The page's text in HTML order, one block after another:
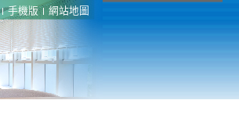
手機版 網站地圖